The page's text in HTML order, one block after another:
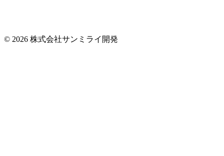
© 2026 株式会社サンミライ開発